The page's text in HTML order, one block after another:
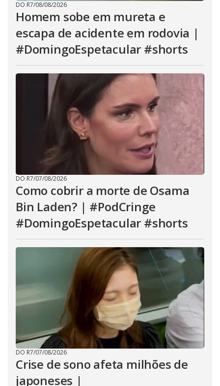
DO R7/08/08/2026
Homem sobe em mureta e
escapa de acidente em rodovia |
#DomingoEspetacular #shorts
DO R7/07/08/2026
Como cobrir a morte de Osama
Bin Laden? | #PodCringe
#DomingoEspetacular #shorts
DO R7/07/08/2026
Crise de sono afeta milhões de
japoneses |